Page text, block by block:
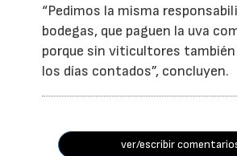
“Pedimos la misma
bodegas, que paguen la uva
porque sin viticultores
los días contados”, concluyen.
ver/escribir